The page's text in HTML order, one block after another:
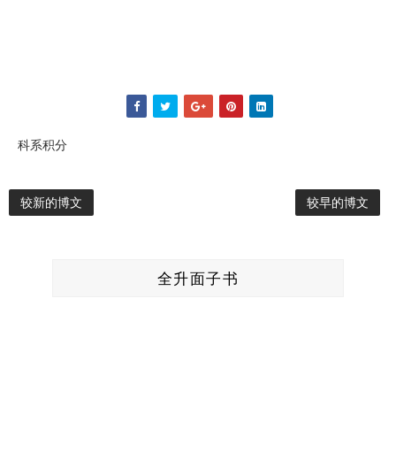
科系积分
较新的博文 较早的博文
全升面子书